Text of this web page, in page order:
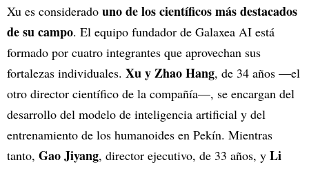
Xu es considerado uno de los científicos más destacados
de su campo. El equipo fundador de Galaxea AI está
formado por cuatro integrantes que aprovechan sus
fortalezas individuales. Xu y Zhao Hang, de 34 años —el
otro director científico de la compañía—, se encargan del
desarrollo del modelo de inteligencia artificial y del
entrenamiento de los humanoides en Pekín. Mientras
tanto, Gao Jiyang, director ejecutivo, de 33 años, y Li